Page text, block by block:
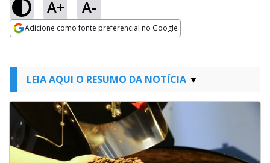
A+ A-
Adicione como fonte preferencial no Google
LEIA AQUI O RESUMO DA NOTÍCIA